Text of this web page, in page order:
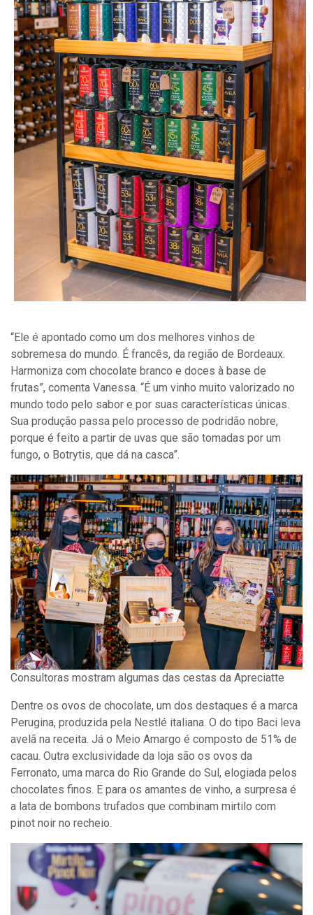
“Ele é apontado como um dos melhores vinhos de
sobremesa do mundo. É francês, da região de Bordeaux.
Harmoniza com chocolate branco e doces à base de
frutas”, comenta Vanessa. “É um vinho muito valorizado no
mundo todo pelo sabor e por suas características únicas.
Sua produção passa pelo processo de podridão nobre,
porque é feito a partir de uvas que são tomadas por um
fungo, o Botrytis, que dá na casca”.
Consultoras mostram algumas das cestas da Apreciatte
Dentre os ovos de chocolate, um dos destaques é a marca
Perugina, produzida pela Nestlé italiana. O do tipo Baci leva
avelã na receita. Já o Meio Amargo é composto de 51% de
cacau. Outra exclusividade da loja são os ovos da
Ferronato, uma marca do Rio Grande do Sul, elogiada pelos
chocolates finos. E para os amantes de vinho, a surpresa é
a lata de bombons trufados que combinam mirtilo com
pinot noir no recheio.